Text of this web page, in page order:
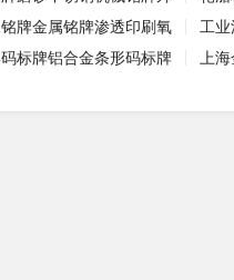
牌金属铭牌渗透印刷氧
工
标牌铝合金条形码标牌
上